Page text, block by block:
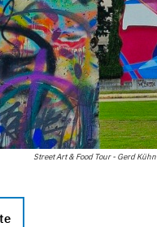
Street Art & Food Tour - Gerd Kühn